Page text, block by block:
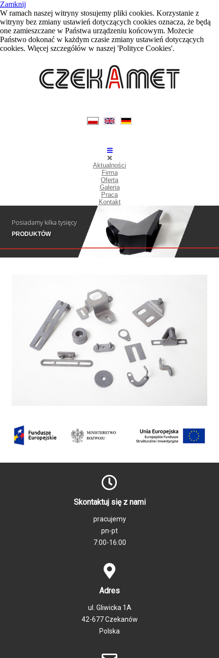
Zamknij
W ramach naszej witryny stosujemy pliki cookies. Korzystanie z
witryny bez zmiany ustawień dotyczących cookies oznacza, że będą
one zamieszczane w Państwa urządzeniu końcowym. Możecie
Państwo dokonać w każdym czasie zmiany ustawień dotyczących
cookies. Więcej szczegółów w naszej 'Polityce Cookies'.
Aktualności
Firma
Oferta
Galeria
Praca
Kontakt
Posiadamy kilka tysięcy
PRODUKTÓW
Skontaktuj się z nami
pracujemy
pn-pt
7:00-16:00
Adres
ul. Gliwicka 1A
42-677 Czekanów
Polska